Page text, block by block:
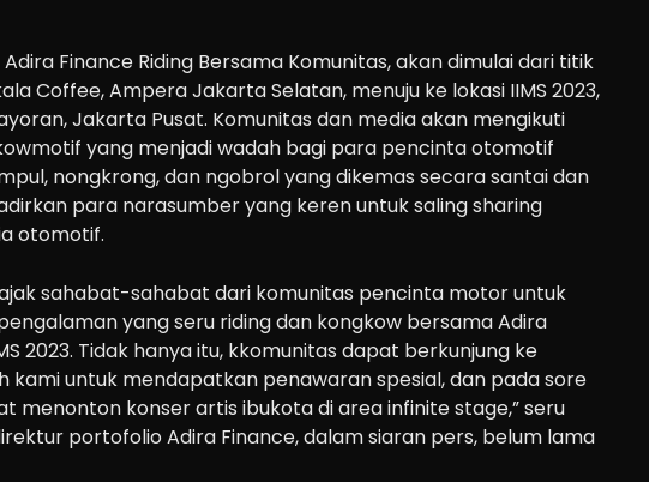
Finance Riding Bersama Komunitas, akan dimulai dari titik
Coffee, Ampera Jakarta Selatan, menuju ke lokasi IIMS 2023,
Jakarta Pusat. Komunitas dan media akan mengikuti
yang menjadi wadah bagi para pencinta otomotif
nongkrong, dan ngobrol yang dikemas secara santai dan
para narasumber yang keren untuk salingsharing
otomotif.
sahabat-sahabat dari komunitas pencinta motor untuk
yang seru ridingdan kongkowbersama Adira
2023. Tidak hanya itu, kkomunitas dapat berkunjung ke
kami untuk mendapatkan penawaran spesial, dan pada sore
menonton konser artis ibukota di areainfinite stage,” seru
portofolio Adira Finance, dalam siaran pers, belum lama